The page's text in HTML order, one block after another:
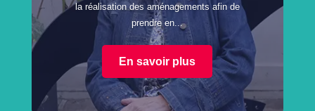
la réalisation des aménagements afin de
prendre en...
En savoir plus